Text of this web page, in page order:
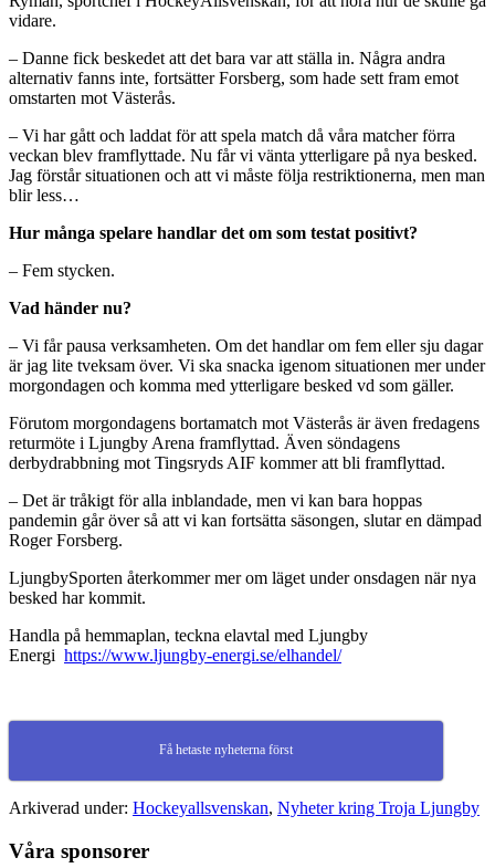
vidare.
– Danne fick beskedet att det bara var att ställa in. Några andra
alternativ fanns inte, fortsätter Forsberg, som hade sett fram emot
omstarten mot Västerås.
– Vi har gått och laddat för att spela match då våra matcher förra
veckan blev framflyttade. Nu får vi vänta ytterligare på nya besked.
Jag förstår situationen och att vi måste följa restriktionerna, men man
blir less…
Hur många spelare handlar det om som testat positivt?
– Fem stycken.
Vad händer nu?
– Vi får pausa verksamheten. Om det handlar om fem eller sju dagar
är jag lite tveksam över. Vi ska snacka igenom situationen mer under
morgondagen och komma med ytterligare besked vd som gäller.
Förutom morgondagens bortamatch mot Västerås är även fredagens
returmöte i Ljungby Arena framflyttad. Även söndagens
derbydrabbning mot Tingsryds AIF kommer att bli framflyttad.
– Det är tråkigt för alla inblandade, men vi kan bara hoppas
pandemin går över så att vi kan fortsätta säsongen, slutar en dämpad
Roger Forsberg.
LjungbySporten återkommer mer om läget under onsdagen när nya
besked har kommit.
Handla på hemmaplan, teckna elavtal med Ljungby
Energi https://www.ljungby-energi.se/elhandel/
Få hetaste nyheterna först
Arkiverad under: Hockeyallsvenskan, Nyheter kring Troja Ljungby
Våra sponsorer